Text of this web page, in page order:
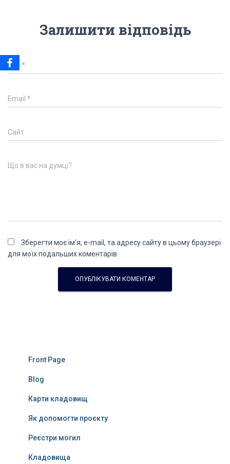
Залишити відповідь
Ім'я *
Email *
Сайт
Що в вас на думці?
Зберегти моє ім'я, e-mail, та адресу сайту в цьому браузері
для моїх подальших коментарів.
Front Page
Blog
Карти кладовищ
Як допомогти проєкту
Реєстри могил
Кладовища